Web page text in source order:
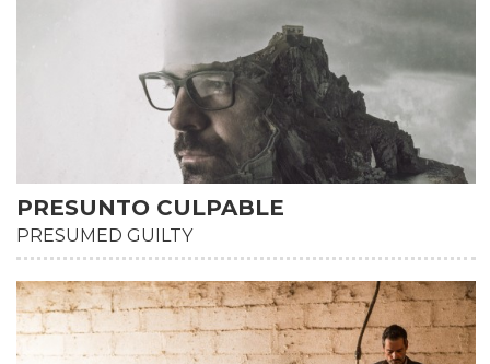
PRESUNTO CULPABLE
PRESUMED GUILTY